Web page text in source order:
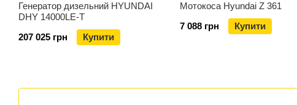
Генератор дизельний HYUNDAI
DHY 14000LE-T
207 025 грн
Купити
Мотокоса Hyundai Z 361
7 088 грн
Купити